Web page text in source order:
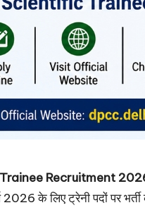
Recruitment
के लिए ट्रेनी पदों पर भर्ती